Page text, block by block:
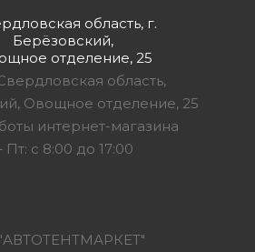
область, г.
Берёзовский,
отделение, 25
область,
Овощное отделение, 25
интернет-магазина
Пт: с 8:00 до 17:00